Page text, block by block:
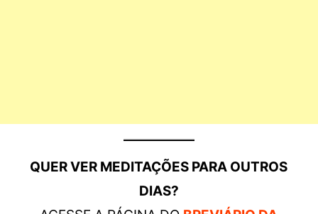
QUER VER MEDITAÇÕES PARA OUTROS
DIAS?